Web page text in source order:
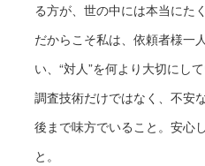
せを行います。
お支払い
ご契約時の取り決め
る方が、世の中には本当にた
だからこそ私は、依頼者様一
い、“対人”を何より大切にして
調査技術だけではなく、不安
後まで味方でいること。安心
と。